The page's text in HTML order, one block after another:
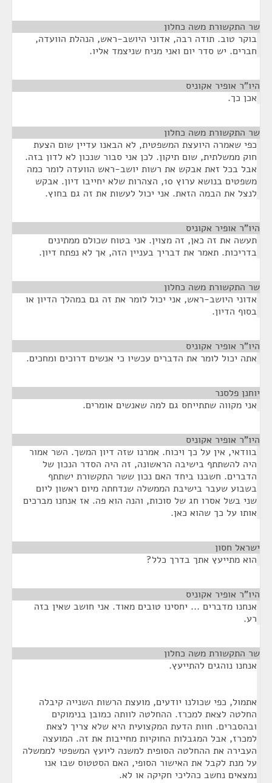
שר התקשורת משה כחלון
בוקר טוב. תודה רבה, אדוני היושב-ראש, הנהלת הוועדה,
חברים. יש סדר יום ואני מניח שניצמד אליו.
היו"ר אופיר אקוניס
אכן כך.
שר התקשורת משה כחלון
כפי שאמרה היועצת המשפטית, לא הבאנו עדיין שום הצעת
חוק ממשלתית, שום תיקון. לכן אני סבור שנכון לא לדון בזה.
אבל בכל זאת אבקש את רשות יושב-ראש הוועדה לומר כמה
משפטים בנושא ערוץ 10, הצהרות שלא יחייבו דיון. אבקש
לנצל את הבמה הזאת. אני יכול לעשות את זה גם בחוץ.
היו"ר אופיר אקוניס
תעשה את זה כאן, זה מצוין. אני בטוח שכולם ממתינים
בדריכות. תאמר את דבריך בעניין הזה, אך לא נפתח דיון.
שר התקשורת משה כחלון
אדוני היושב-ראש, אני יכול לומר את זה גם במהלך הדיון או
בסוף הדיון.
היו"ר אופיר אקוניס
אתה יכול לומר את הדברים עכשיו כי אנשים דרוכים ומחכים.
יוחנן פלסנר
אני מקווה שתתייחס גם למה שאנשים אומרים.
היו"ר אופיר אקוניס
בוודאי, אין על כך ויכוח. אמרנו שזה דיון המשך. השר אמור
היה להשתתף בישיבה הראשונה, זה היה הסדר הנכון של
הדברים. חשבנו ביחד האם נכון ששר התקשורת ישתתף
בשבוע שעבר בישיבת הממשלה שנדחתה מיום ראשון ליום
שני בשל אסרו חג של סוכות, והנה הוא פה. אז אנחנו מברכים
אותו על כך שהוא כאן.
ישראל חסון
הוא מתייעץ אתך בדרך כלל?
היו"ר אופיר אקוניס
אנחנו מדברים ... יחסינו טובים מאוד. אני חושב שאין בזה
רע.
שר התקשורת משה כחלון
אנחנו נוהגים להתייעץ.
אתמול, כפי שכולנו יודעים, מועצת הרשות השנייה קיבלה
החלטה לצאת למכרז. ההחלטה לוותה כמובן בנימוקים
ובהסברים. חוות הדעת המקצועית היא שלא צריך לצאת
למכרז, אבל המגבלות החוקיות מחייבות את זה. המועצה
העבירה את ההחלטה הסופית למשנה ליועץ המשפטי לממשלה
על מנת לקבל את האישור הסופי, האם הסטטוס שבו אנו
נמצאים נחשב כהליכי חקיקה או לא.